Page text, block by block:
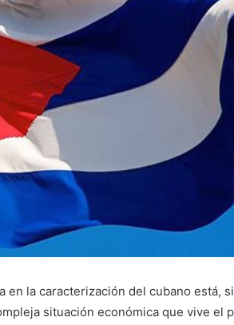
la caracterización del cubano está,
situación económica que vive el